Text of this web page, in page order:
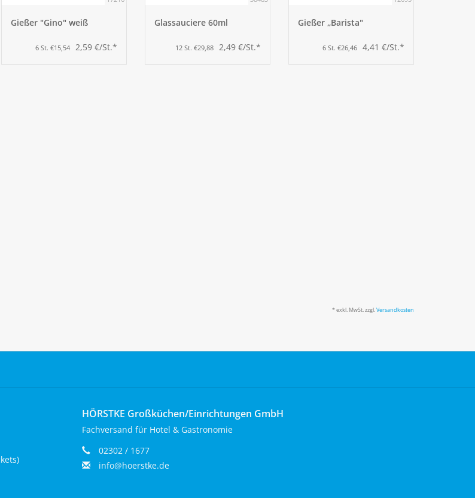
Gießer "Gino" weiß
6 St. €15,54 2,59 €/St.*
Glassauciere 60ml
12 St. €29,88 2,49 €/St.*
Gießer „Barista"
6 St. €26,46 4,41 €/St.*
* exkl. MwSt. zzgl. Versandkosten
HÖRSTKE Großküchen/Einrichtungen GmbH
Fachversand für Hotel & Gastronomie
02302 / 1677
info@hoerstke.de